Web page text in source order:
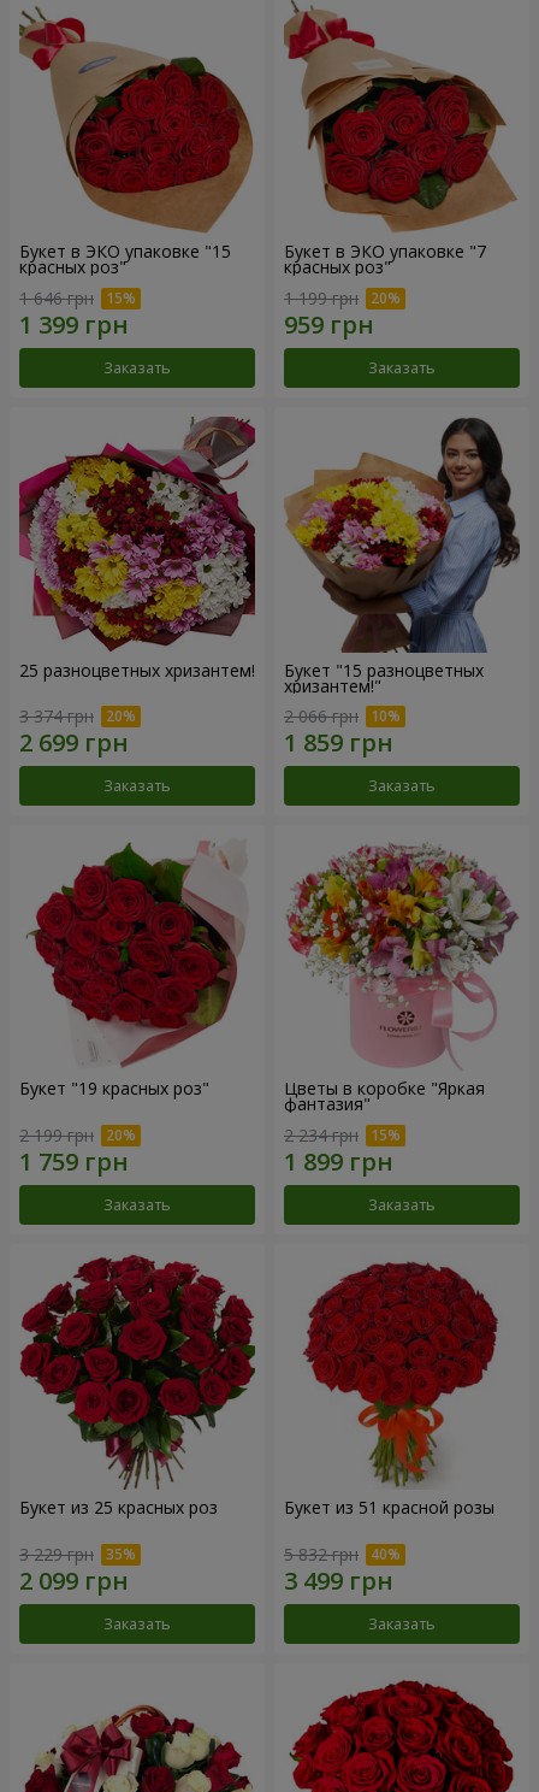
Букет в ЭКО упаковке "15
красных роз"
1 646 грн
Заказать
Букет в ЭКО упаковке "7
красных роз"
1 199 грн
Заказать
25 разноцветных хризантем!
3 374 грн
Заказать
Букет "15 разноцветных
хризантем!"
2 066 грн
Заказать
Букет "19 красных роз"
2 199 грн
Заказать
Цветы в коробке "Яркая
фантазия"
2 234 грн
Заказать
Букет из 25 красных роз
3 229 грн
Заказать
Букет из 51 красной розы
5 832 грн
Заказать